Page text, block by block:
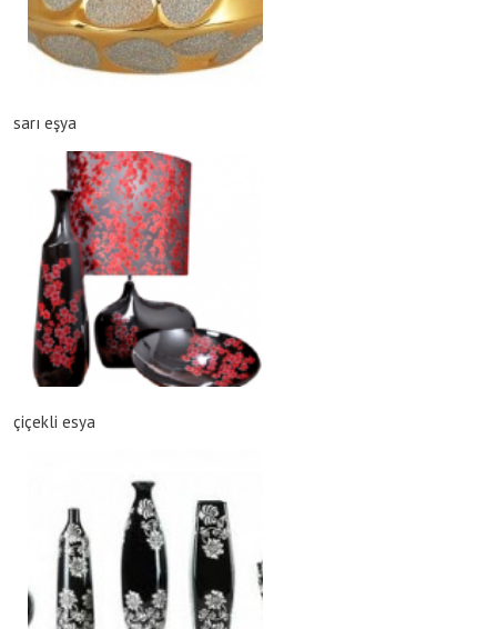
sarı eşya
çiçekli esya